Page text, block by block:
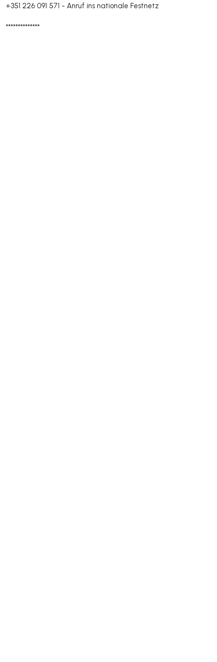
+351 226 091 571 - Anruf ins nationale Festnetz
**************